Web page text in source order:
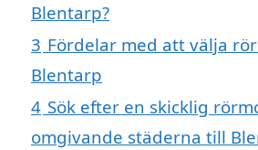
Blentarp?
3 Fördelar med att välja
Blentarp
4 Sök efter en skicklig
omgivande städerna till